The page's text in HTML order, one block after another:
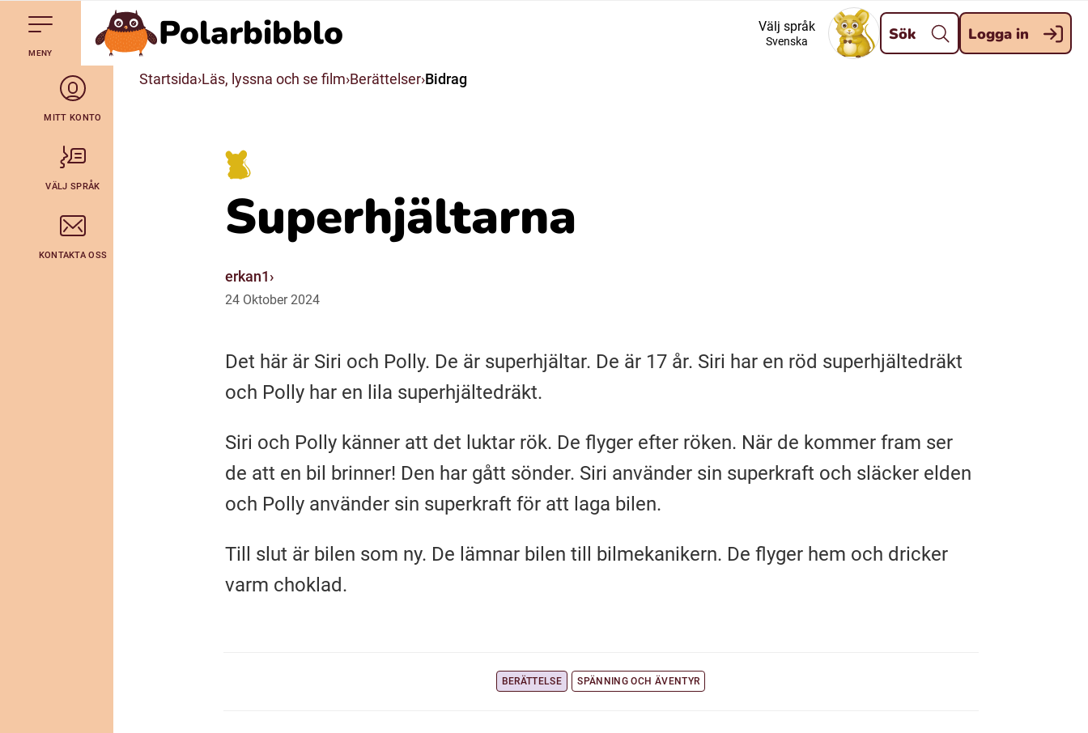
Till navigering av sidans innehåll
Hoppa till sidans huvudinnehåll Stäng
Bidumsámegiella (Pitesamiska)
Resanderomani (Romska)
Lovari (Romska)
MENY Gå till startsidanPolarbibblo Välj språk
Svenska Sök Logga in
MITT KONTO
VÄLJ SPRÅK
KONTAKTA OSS
Startsida Läs, lyssna och se film Berättelser Bidrag
Superhjältarna
erkan1
24 Oktober 2024
Det här är Siri och Polly. De är superhjältar. De är 17 år. Siri har en röd superhjältedräkt
och Polly har en lila superhjältedräkt.
Siri och Polly känner att det luktar rök. De flyger efter röken. När de kommer fram ser
de att en bil brinner! Den har gått sönder. Siri använder sin superkraft och släcker elden
och Polly använder sin superkraft för att laga bilen.
Till slut är bilen som ny. De lämnar bilen till bilmekanikern. De flyger hem och dricker
varm choklad.
BERÄTTELSE SPÄNNING OCH ÄVENTYR